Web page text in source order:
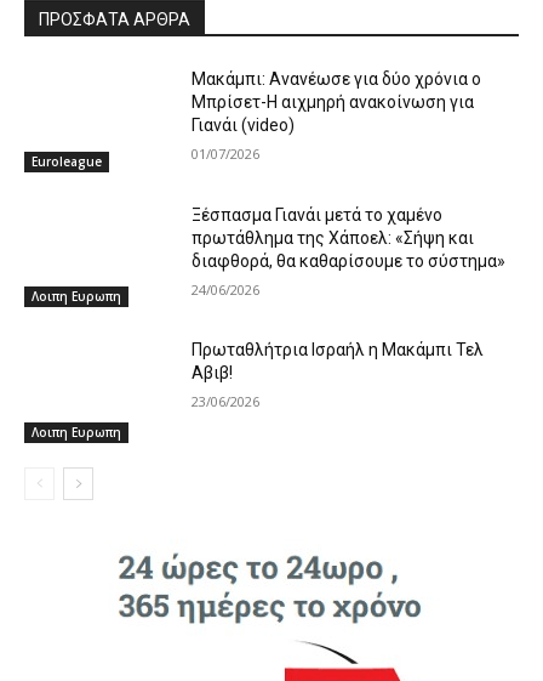
ΠΡΟΣΦΑΤΑ ΑΡΘΡΑ
Euroleague
Μακάμπι: Ανανέωσε για δύο χρόνια ο
Μπρίσετ-Η αιχμηρή ανακοίνωση για
Γιανάι (video)
01/07/2026
Λοιπη Ευρωπη
Ξέσπασμα Γιανάι μετά το χαμένο
πρωτάθλημα της Χάποελ: «Σήψη και
διαφθορά, θα καθαρίσουμε το σύστημα»
24/06/2026
Λοιπη Ευρωπη
Πρωταθλήτρια Ισραήλ η Μακάμπι Τελ
Αβιβ!
23/06/2026